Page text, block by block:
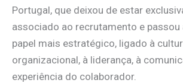
Portugal, que deixou de estar
associado ao recrutamento e passou
papel mais estratégico, ligado à
organizacional, à liderança, à
experiência do colaborador.